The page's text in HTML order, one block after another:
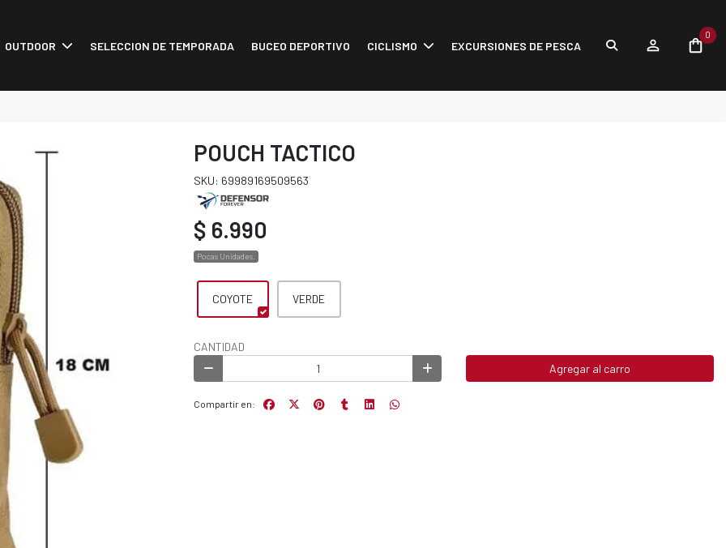
OUTDOOR SELECCION DE TEMPORADA BUCEO DEPORTIVO CICLISMO EXCURSIONES DE PESCA
0
POUCH TACTICO
SKU: 69989169509563
$ 6.990
Pocas Unidades.
COYOTE VERDE
CANTIDAD
Agregar al carro
Compartir en: